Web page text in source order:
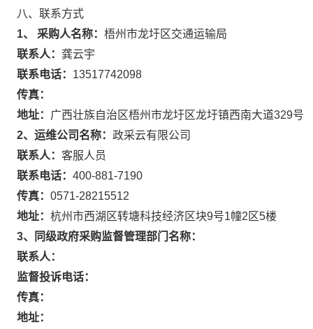
八、联系方式
1、 采购人名称： 梧州市龙圩区交通运输局
联系人： 龚云宇
联系电话： 13517742098
传真：
地址： 广西壮族自治区梧州市龙圩区龙圩镇西南大道329号
2、运维公司名称： 政采云有限公司
联系人： 客服人员
联系电话： 400-881-7190
传真： 0571-28215512
地址： 杭州市西湖区转塘科技经济区块9号1幢2区5楼
3、同级政府采购监督管理部门名称：
联系人：
监督投诉电话：
传真：
地址：